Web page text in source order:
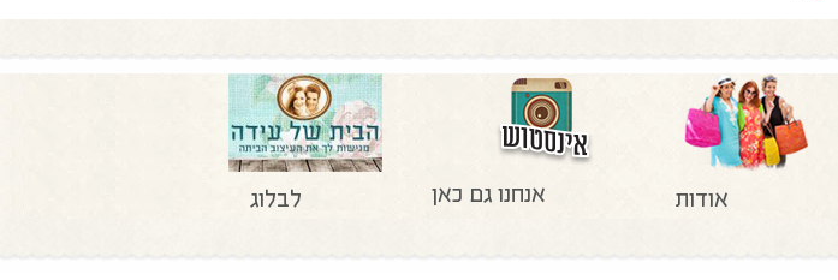
אודות אנחנו גם כאן לבלוג